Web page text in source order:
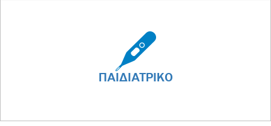
ΠΑΙΔΙΑΤΡΙΚΟ